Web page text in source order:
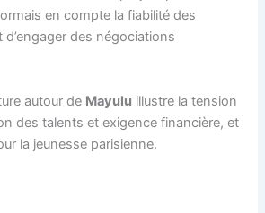
en compte la fiabilité des
des négociations
autour de Mayulu illustre la tension
des talents et exigence financière, et
la jeunesse parisienne.